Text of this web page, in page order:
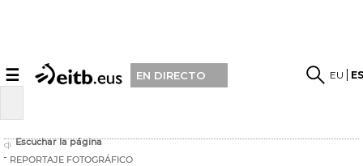
☰ EN DIRECTO EU
Escuchar la página
REPORTAJE FOTOGRÁFICO